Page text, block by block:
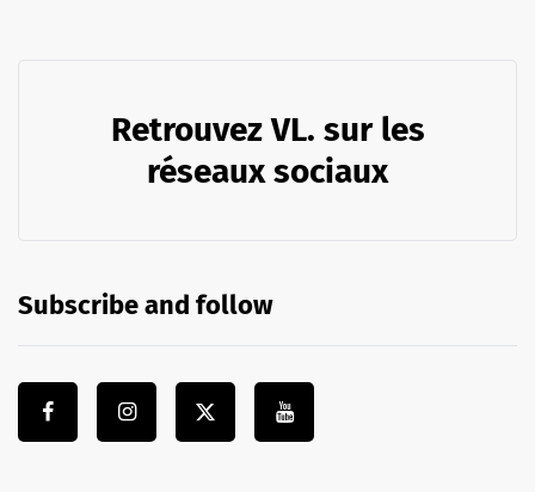
Retrouvez VL. sur les
réseaux sociaux
Subscribe and follow